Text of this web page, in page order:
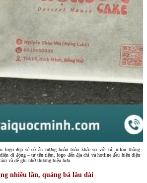
logo đẹp sẽ có ấn tượng hoàn toàn khác so với túi nilon thông
di động – từ tên tiệm, logo đến địa chỉ và hotline đều hiện diện
và dễ ghi nhớ thương hiệu hơn.
nhiều lần, quảng bá lâu dài